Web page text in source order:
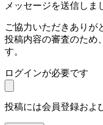
メッセージを送信しま
ご協力いただきありが
投稿内容の審査のため
す。
ログインが必要です
投稿には会員登録およ